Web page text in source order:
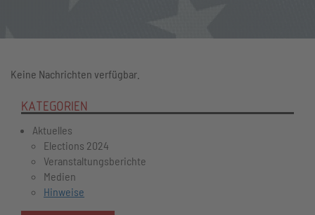
Keine Nachrichten verfügbar.
KATEGORIEN
Aktuelles
Elections 2024
Veranstaltungsberichte
Medien
Hinweise